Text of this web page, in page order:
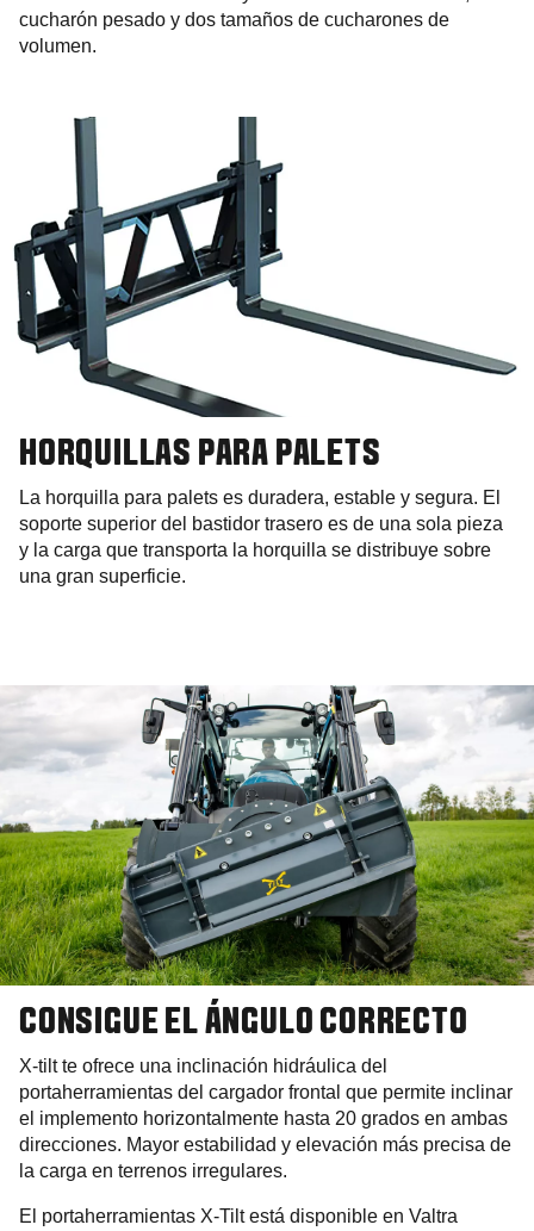
cucharón pesado y dos tamaños de cucharones de
volumen.
HORQUILLAS PARA PALETS
La horquilla para palets es duradera, estable y segura. El
soporte superior del bastidor trasero es de una sola pieza
y la carga que transporta la horquilla se distribuye sobre
una gran superficie.
CONSIGUE EL ÁNGULO CORRECTO
X-tilt te ofrece una inclinación hidráulica del
portaherramientas del cargador frontal que permite inclinar
el implemento horizontalmente hasta 20 grados en ambas
direcciones. Mayor estabilidad y elevación más precisa de
la carga en terrenos irregulares.
El portaherramientas X-Tilt está disponible en Valtra